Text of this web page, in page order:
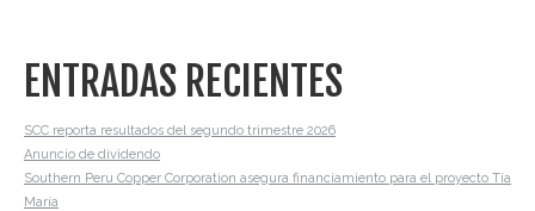
ENTRADAS RECIENTES
SCC reporta resultados del segundo trimestre 2026
Anuncio de dividendo
Southern Peru Copper Corporation asegura financiamiento para el proyecto Tía
María